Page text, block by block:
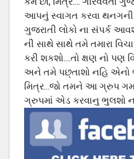
આપનું સ્વાગત કરવા
ગુજરાતી લોકો ના સંપર્ક
ની સાથે સાથે તમે તમારા
કરી શકશો....તો ક્ષણ નો પણ
અને તમે પછ્તાશો નહિ એનો
મિત્ર...જો તમને આ ગ્રુપ
ગ્રુપમાં એડ કરવાનુ ભુલશો